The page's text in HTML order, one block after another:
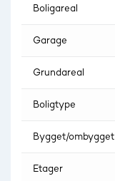
Boligareal
Garage
Grundareal
Boligtype
Bygget/ombygget
Etager